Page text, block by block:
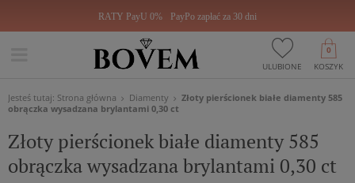
RATY PayU 0% PayPo zapłać za 30 dni
ULUBIONE KOSZYK
0
Jesteś tutaj: Strona główna Diamenty
Złoty pierścionek białe diamenty 585
obrączka wysadzana brylantami 0,30 ct
Złoty pierścionek białe diamenty 585
obrączka wysadzana brylantami 0,30 ct